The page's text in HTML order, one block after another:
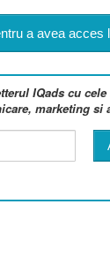
a avea acces
IQads cu
marketing si